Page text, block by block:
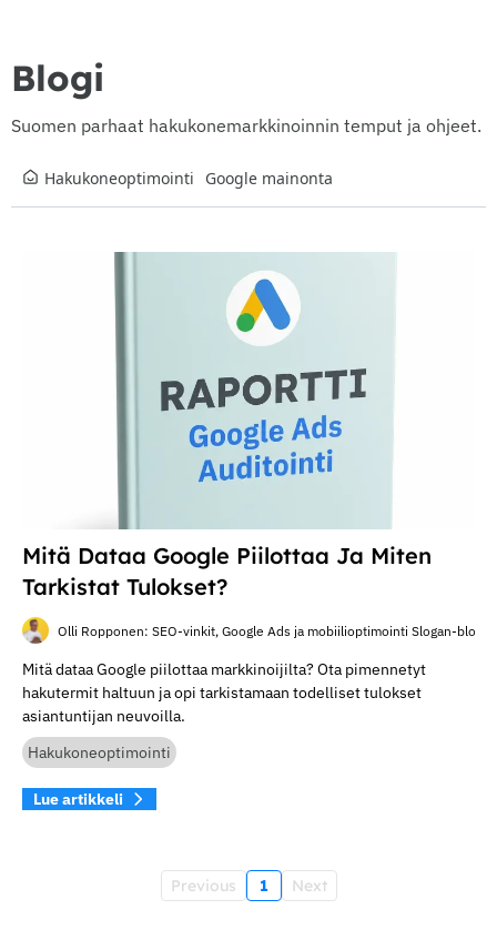
Blogi
Suomen parhaat hakukonemarkkinoinnin temput ja ohjeet.
Hakukoneoptimointi Google mainonta
Mitä Dataa Google Piilottaa Ja Miten
Tarkistat Tulokset?
Olli Ropponen: SEO-vinkit, Google Ads ja mobiilioptimointi Slogan-
Mitä dataa Google piilottaa markkinoijilta? Ota pimennetyt
hakutermit haltuun ja opi tarkistamaan todelliset tulokset
asiantuntijan neuvoilla.
Hakukoneoptimointi
Lue artikkeli
Previous 1 Next